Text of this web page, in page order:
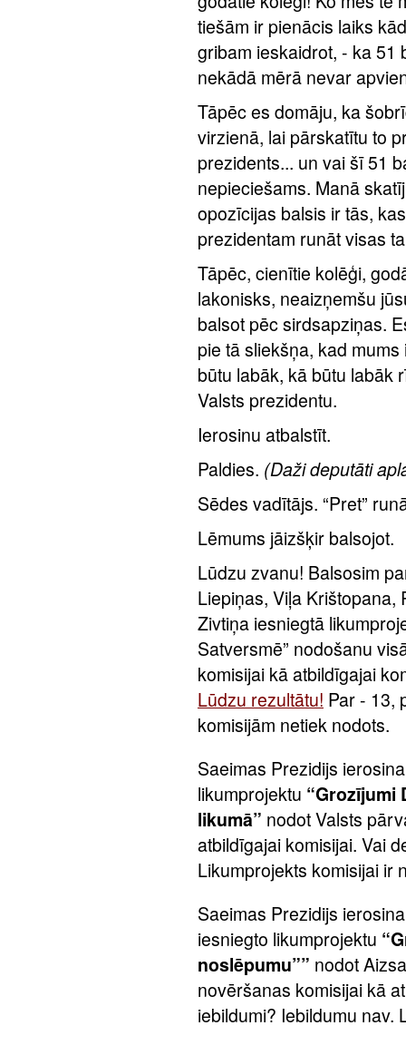
tiešām ir pienācis laiks
gribam ieskaidrot, - ka 51
nekādā mērā nevar
Tāpēc es domāju, ka
virzienā, lai pārskatītu to
prezidents... un vai šī 51
nepieciešams. Manā
opozīcijas balsis ir tās,
prezidentam runāt visas
Tāpēc, cienītie kolēģi,
lakonisks, neaizņemšu
balsot pēc sirdsapziņas.
pie tā sliekšņa, kad
būtu labāk, kā būtu labāk
Valsts prezidentu.
Ierosinu atbalstīt.
Paldies. (Daži deputāti
Sēdes vadītājs. “Pret”
Lēmums jāizšķir balsojot.
Lūdzu zvanu! Balsosim
Liepiņas, Viļa
Zivtiņa iesniegtā
Satversmē” nodošanu
komisijai kā atbildīgajai
Lūdzu rezultātu! Par - 13,
komisijām netiek nodots.
Saeimas Prezidijs
likumprojektu “Grozījumi
likumā” nodot Valsts
atbildīgajai komisijai. Vai
Likumprojekts komisijai ir
Saeimas Prezidijs
iesniegto likumprojektu
noslēpumu”” nodot
novēršanas komisijai kā
iebildumi? Iebildumu nav.